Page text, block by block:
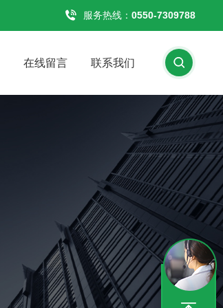
服务热线： 0550-7309788
在线留言 联系我们